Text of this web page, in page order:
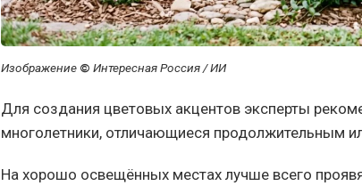
Изображение © Интересная Россия / ИИ
Для создания цветовых акцентов эксперты
многолетники, отличающиеся продолжительным
На хорошо освещённых местах лучше всего